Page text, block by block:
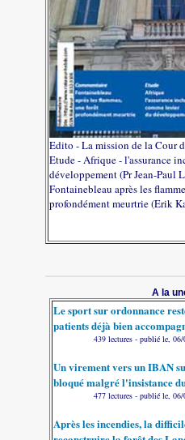
Edito - La mission de la Cour
Etude - Afrique - l'assurance
développement (Pr Jean-Paul
Fontainebleau après les
profondément meurtrie (Erik
A la
Le sport sur ordonnance
patients déjà bien
439 lectures - publié le,
Un virement vers un IBAN
bloqué malgré l'insistance
477 lectures - publié le,
Après les incendies, la